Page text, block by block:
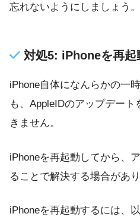
忘れないようにしましょう。
対処5: iPhoneを再起
iPhone自体になんらかの一
も、AppleIDのアップデー
きません。
iPhoneを再起動してから、
ることで解決する場合があり
iPhoneを再起動するには、